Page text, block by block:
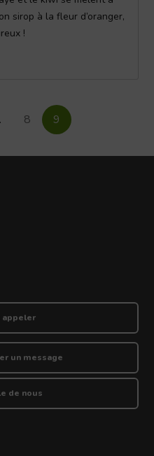
sirop à la fleur d’oranger,
!
8 9
appeler
un message
de nous